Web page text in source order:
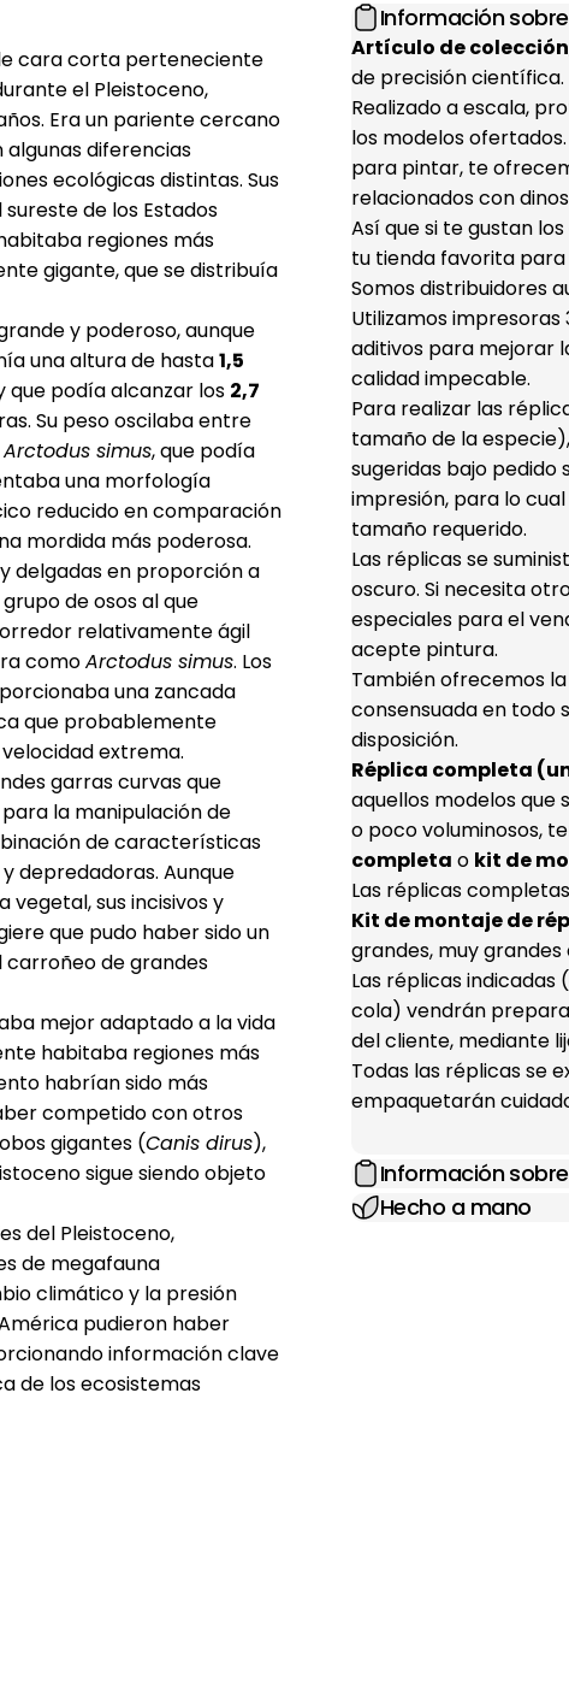
cara corta perteneciente
el Pleistoceno,
Era un pariente cercano
diferencias
ecológicas distintas. Sus
de los Estados
regiones más
gigante, que se distribuía
y poderoso, aunque
una altura de hasta1,5
podía alcanzar los 2,7
Su peso oscilaba entre
Arctodus simus, que podía
una morfología
reducido en comparación
mordida más poderosa.
delgadas en proporción a
de osos al que
relativamente ágil
comoArctodus simus. Los
una zancada
que probablemente
extrema.
garras curvas que
la manipulación de
de características
depredadoras. Aunque
sus incisivos y
que pudo haber sido un
de grandes
mejor adaptado a la vida
habitaba regiones más
habrían sido más
competido con otros
gigantes (Canis dirus),
sigue siendo objeto
del Pleistoceno,
de megafauna
climático y la presión
pudieron haber
información clave
de los ecosistemas
Información
Artículo de colección
de precisión científica.
Realizado a escala,
los modelos
para pintar, te
relacionados con
Así que si te gustan
tu tienda favorita
Somos distribuidores
Utilizamos impresoras
aditivos para mejorar
calidad impecable.
Para realizar las
tamaño de la
sugeridas bajo pedido
impresión, para lo
tamaño requerido.
Las réplicas se
oscuro. Si necesita
especiales para el
acepte pintura.
También ofrecemos
consensuada en todo
disposición.
Réplica completa
aquellos modelos que
o poco voluminosos,
completa o kit de
Las réplicas
Kit de montaje de
grandes, muy
Las réplicas
cola) vendrán
del cliente, mediante
Todas las réplicas se
empaquetarán
Información
Hecho a mano